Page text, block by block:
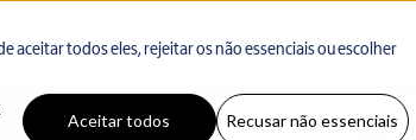
aceitar todos eles, rejeitar os não essenciais ou escolher
Aceitar todos Recusar não essenciais
Investors Hubs InstitucionalEventos